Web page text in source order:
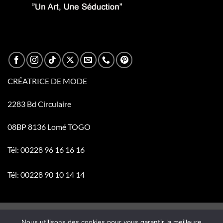
CRÉATRICE DE MODE
2283 Bd Circulaire
08BP 8136 Lomé TOGO
Tél: 00228 96 16 16 16
Tél: 00228 90 10 14 14
Visa PayPal Stripe MasterCardCash